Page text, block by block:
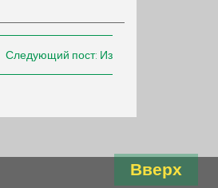
Вверх
Следующий пост: Из